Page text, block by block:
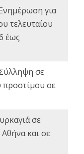
για
τελευταίου
έως
σε
προστίμου σε
σε
και σε